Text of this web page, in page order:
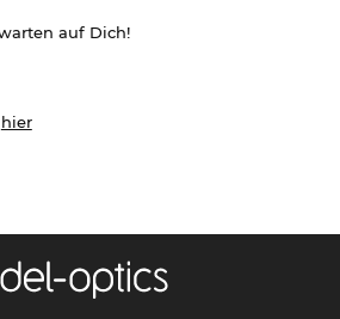
auf Dich!
hier